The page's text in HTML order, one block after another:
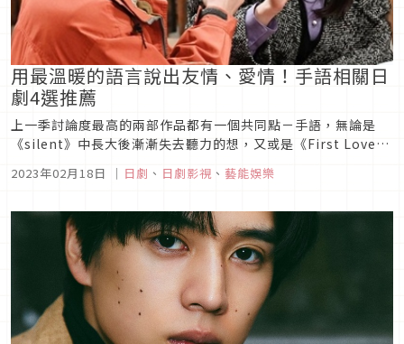
用最溫暖的語言說出友情、愛情！手語相關日
劇4選推薦
上一季討論度最高的兩部作品都有一個共同點－手語，無論是
《silent》中長大後漸漸失去聽力的想，又或是《First Love》
自己的想法，讓手語變成最有溫度的語言。
2023年02月18日 ｜ 日劇 、 日劇影視 、 藝能娛樂